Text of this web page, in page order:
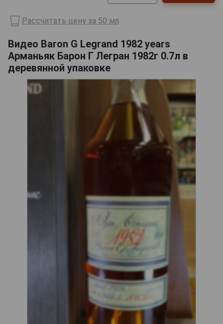
Рассчитать цену за 50 мл
Видео Baron G Legrand 1982 years
Арманьяк Барон Г Легран 1982г 0.7л в
деревянной упаковке